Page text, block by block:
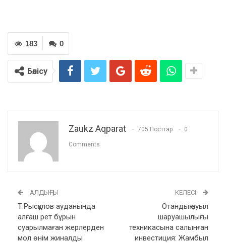
0
183
Бөлісу
Zaukz Aqparat 705 Посттар 0
Comments
АЛДЫҢҒЫ
Т.Рысқұлов ауданында
алғаш рет бұрын
суарылмаған жерлерден
мол өнім жиналды
КЕЛЕСІ
Отандық ауыл
шаруашылығы
техникасына салынған
инвестиция: Жамбыл